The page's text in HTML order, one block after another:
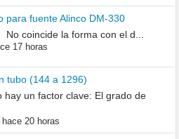
para fuente Alinco DM-330
coincide la forma con el d...
17 horas
tubo (144 a 1296)
hay un factor clave: El grado de
hace 20 horas